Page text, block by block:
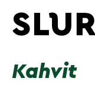
Kahvit